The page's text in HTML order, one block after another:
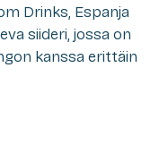
Drinks, Espanja
siideri, jossa on
kanssa erittäin